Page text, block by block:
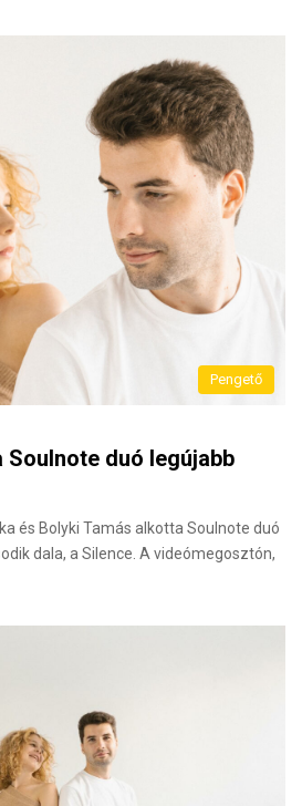
Pengető
Soulnote duó legújabb
és Bolyki Tamás alkotta Soulnote duó
dala, a Silence. A videómegosztón,